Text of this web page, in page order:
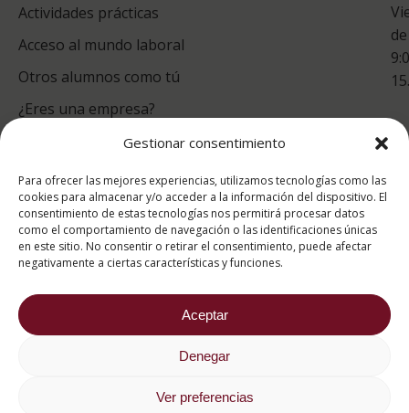
Gestionar consentimiento
Para ofrecer las mejores experiencias, utilizamos tecnologías como las
cookies para almacenar y/o acceder a la información del dispositivo. El
consentimiento de estas tecnologías nos permitirá procesar datos
como el comportamiento de navegación o las identificaciones únicas
en este sitio. No consentir o retirar el consentimiento, puede afectar
negativamente a ciertas características y funciones.
Aceptar
Denegar
Ver preferencias
Actividades prácticas
Acceso al mundo laboral
Otros alumnos como tú
¿Eres una empresa?
de
puntuación para ESAH
9.4/10
basado en1331
Valoraciones soportado por
eKomi
2026 ® Estudios Superiores Abiertos de Hostelería
Aviso Legal
Política de cookies